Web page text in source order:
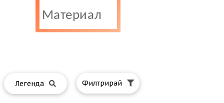
Материал
Филтрирай
Легенда